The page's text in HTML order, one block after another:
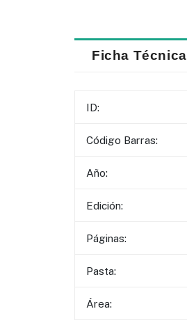
Ficha Técnica
ID:
Código Barras:
Año:
Edición:
Páginas:
Pasta:
Área: